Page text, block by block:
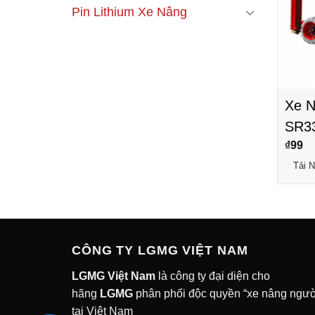
Pin Lithium Xe Nâng
Xe
₫99
Tải
CÔNG TY LGMG VIỆT NAM
LGMG Việt Nam là công ty đại diện cho
hãng LGMG phân phối độc quyền “xe nâng
tại Việt Nam